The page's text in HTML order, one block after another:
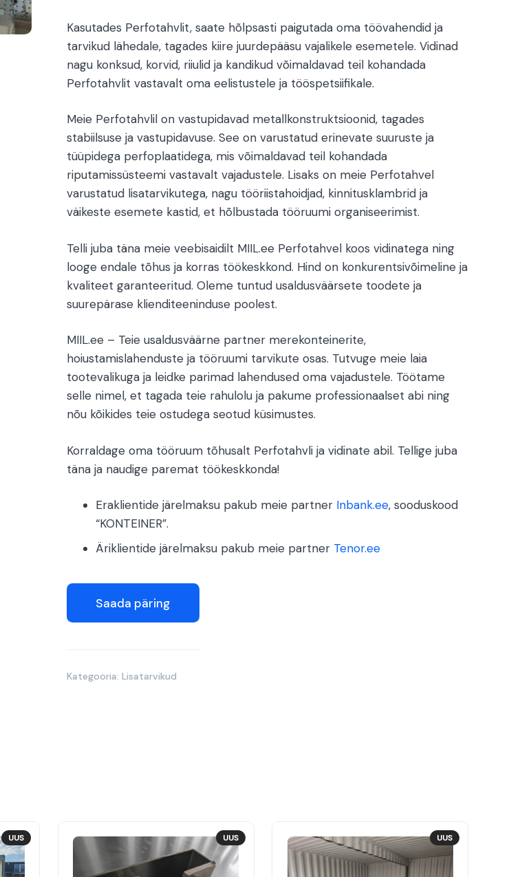
Kasutades Perfotahvlit, saate hõlpsasti paigutada oma töövahendid ja
tarvikud lähedale, tagades kiire juurdepääsu vajalikele esemetele. Vidinad
nagu konksud, korvid, riiulid ja kandikud võimaldavad teil kohandada
Perfotahvlit vastavalt oma eelistustele ja tööspetsiifikale.
Meie Perfotahvlil on vastupidavad metallkonstruktsioonid, tagades
stabiilsuse ja vastupidavuse. See on varustatud erinevate suuruste ja
tüüpidega perfoplaatidega, mis võimaldavad teil kohandada
riputamissüsteemi vastavalt vajadustele. Lisaks on meie Perfotahvel
varustatud lisatarvikutega, nagu tööriistahoidjad, kinnitusklambrid ja
väikeste esemete kastid, et hõlbustada tööruumi organiseerimist.
Telli juba täna meie veebisaidilt MIIL.ee Perfotahvel koos vidinatega ning
looge endale tõhus ja korras töökeskkond. Hind on konkurentsivõimeline ja
kvaliteet garanteeritud. Oleme tuntud usaldusväärsete toodete ja
suurepärase klienditeeninduse poolest.
MIIL.ee – Teie usaldusväärne partner merekonteinerite,
hoiustamislahenduste ja tööruumi tarvikute osas. Tutvuge meie laia
tootevalikuga ja leidke parimad lahendused oma vajadustele. Töötame
selle nimel, et tagada teie rahulolu ja pakume professionaalset abi ning
nõu kõikides teie ostudega seotud küsimustes.
Korraldage oma tööruum tõhusalt Perfotahvli ja vidinate abil. Tellige juba
täna ja naudige paremat töökeskkonda!
Eraklientide järelmaksu pakub meie partner Inbank.ee, sooduskood
“KONTEINER”.
Äriklientide järelmaksu pakub meie partner Tenor.ee
Saada päring
Kategooria: Lisatarvikud
UUS UUS UUS